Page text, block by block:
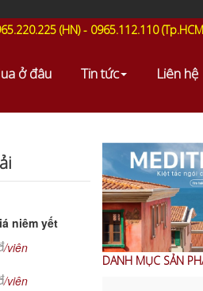
(HN) - 0965.112.110
ở đâu Tin tức Liên hệ
niêm yết
/viên
/viên
DANH MỤC SẢN